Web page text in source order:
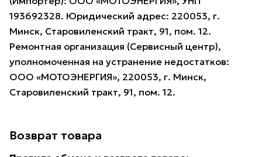
193692328. Юридический адрес: 220053, г.
Минск, Старовиленский тракт, 91, пом. 12.
Ремонтная организация (Сервисный центр),
уполномоченная на устранение недостатков:
ООО «МОТОЭНЕРГИЯ», 220053, г. Минск,
Старовиленский тракт, 91, пом. 12.
Возврат товара